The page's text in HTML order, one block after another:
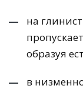
на
образуя
в